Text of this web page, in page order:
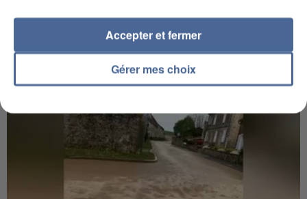
ingérences...
Sollicité, Sébastien Lecornu annonce un "travail
commun" avec les partis à la rentrée.
Gérer mes choix
Accepter et fermer